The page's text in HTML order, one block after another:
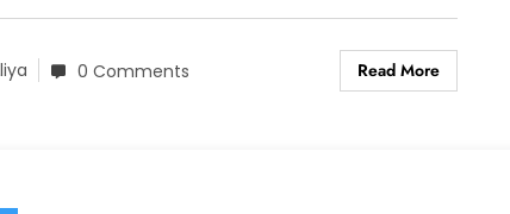
0 Comments Read More